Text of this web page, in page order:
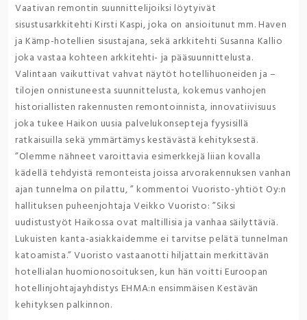
Vaativan remontin suunnittelijoiksi löytyivät
sisustusarkkitehti Kirsti Kaspi, joka on ansioitunut mm. Haven
ja Kämp-hotellien sisustajana, sekä arkkitehti Susanna Kallio
joka vastaa kohteen arkkitehti- ja pääsuunnittelusta.
Valintaan vaikuttivat vahvat näytöt hotellihuoneiden ja –
tilojen onnistuneesta suunnittelusta, kokemus vanhojen
historiallisten rakennusten remontoinnista, innovatiivisuus
joka tukee Haikon uusia palvelukonsepteja fyysisillä
ratkaisuilla sekä ymmärtämys kestävästä kehityksestä.
”Olemme nähneet varoittavia esimerkkejä liian kovalla
kädellä tehdyistä remonteista joissa arvorakennuksen vanhan
ajan tunnelma on pilattu, ” kommentoi Vuoristo-yhtiöt Oy:n
hallituksen puheenjohtaja Veikko Vuoristo: ”Siksi
uudistustyöt Haikossa ovat maltillisia ja vanhaa säilyttäviä.
Lukuisten kanta-asiakkaidemme ei tarvitse pelätä tunnelman
katoamista.” Vuoristo vastaanotti hiljattain merkittävän
hotellialan huomionosoituksen, kun hän voitti Euroopan
hotellinjohtajayhdistys EHMA:n ensimmäisen Kestävän
kehityksen palkinnon.